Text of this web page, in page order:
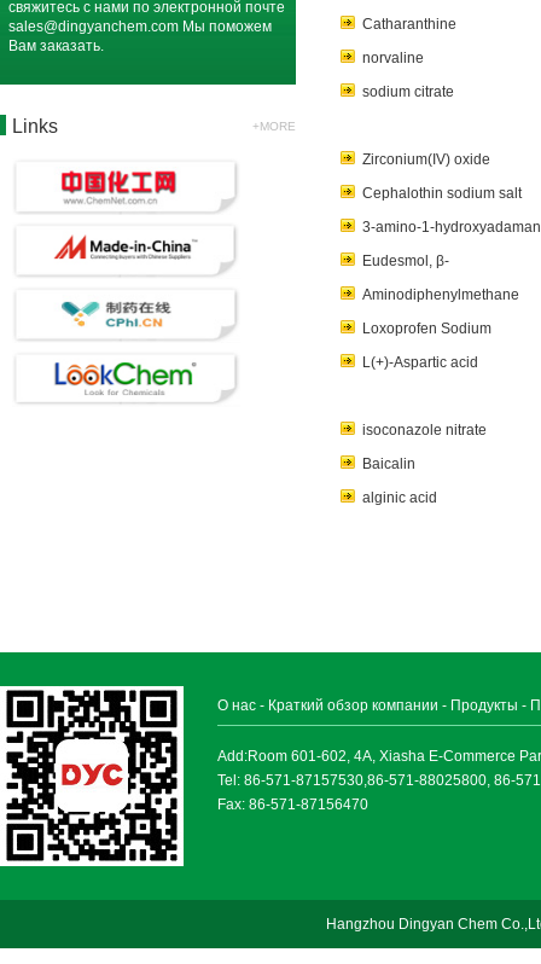
свяжитесь с нами по электронной почте
sales@dingyanchem.com Мы поможем
Вам заказать.
Links +MORE
Catharanthine
norvaline
sodium citrate
Zirconium(IV) oxide
Cephalothin sodium salt
3-amino-1-
Eudesmol, β-
Aminodiphenylmethane
Loxoprofen Sodium
L(+)-Aspartic acid
isoconazole nitrate
Baicalin
alginic acid
О нас - Краткий обзор компании - Продукты -
Add:Room 601-602, 4A, Xiasha E-Commerce
Tel: 86-571-87157530,86-571-88025800, 86-
Fax: 86-571-87156470
Hangzhou Dingyan Chem